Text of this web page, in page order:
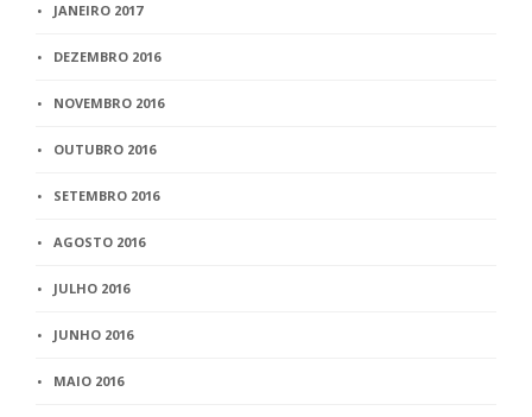
JANEIRO 2017
DEZEMBRO 2016
NOVEMBRO 2016
OUTUBRO 2016
SETEMBRO 2016
AGOSTO 2016
JULHO 2016
JUNHO 2016
MAIO 2016